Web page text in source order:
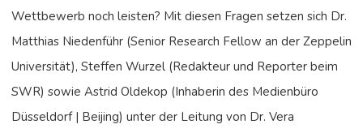
Wettbewerb noch leisten? Mit diesen Fragen setzen sich Dr.
Matthias Niedenführ (Senior Research Fellow an der Zeppelin
Universität), Steffen Wurzel (Redakteur und Reporter beim
SWR) sowie Astrid Oldekop (Inhaberin des Medienbüro
Düsseldorf | Beijing) unter der Leitung von Dr. Vera